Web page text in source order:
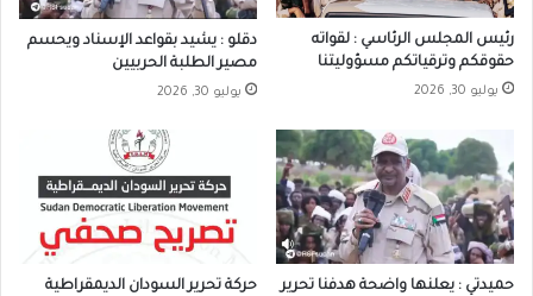
رئيس المجلس الرئاسي : لقواته
حقوقكم وترقياتكم مسؤوليتنا
يوليو 30, 2026
دقلو : يشيد بقواعد الإسناد ويحسم
مصير الطلبة الحربيين
يوليو 30, 2026
حميدتي : يعلنها واضحة هدفنا تحرير
حركة تحرير السودان الديمقراطية